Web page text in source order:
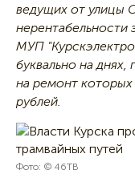
ведущих от улицы
нерентабельности
МУП
буквально на днях,
на ремонт
рублей.
Фото: © 46ТВ